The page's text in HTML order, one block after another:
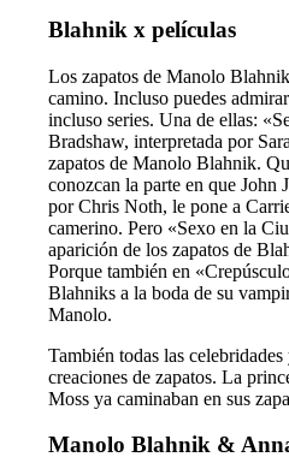
Blahnik x películas
Los zapatos de Manolo
camino. Incluso puedes
incluso series. Una de ellas:
Bradshaw, interpretada por
zapatos de Manolo Blahnik.
conozcan la parte en que John
por Chris Noth, le pone a
camerino. Pero «Sexo en la
aparición de los zapatos de
Porque también en
Blahniks a la boda de su
Manolo.
También todas las
creaciones de zapatos. La
Moss ya caminaban en sus
Manolo Blahnik &